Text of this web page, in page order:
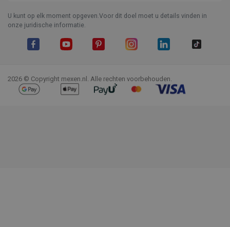
U kunt op elk moment opgeven.Voor dit doel moet u details vinden in
onze juridische informatie.
2026 © Copyright mexen.nl. Alle rechten voorbehouden.